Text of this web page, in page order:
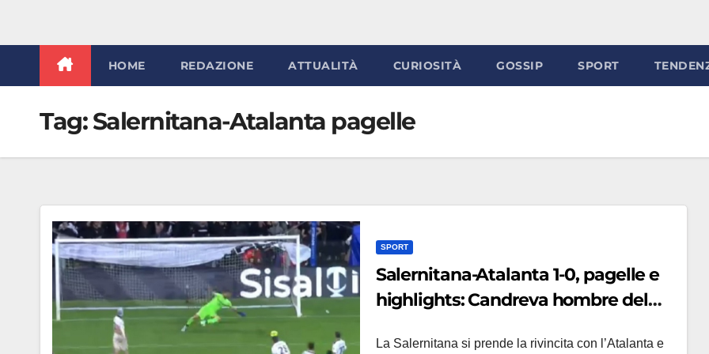
HOME REDAZIONE ATTUALITÀ CURIOSITÀ GOSSIP SPORT
Tag:Salernitana-Atalanta pagelle
SPORT
Salernitana-Atalanta 1-0, pagelle e
highlights: Candreva hombre del
La Salernitana si prende la rivincita con l’Atalanta e